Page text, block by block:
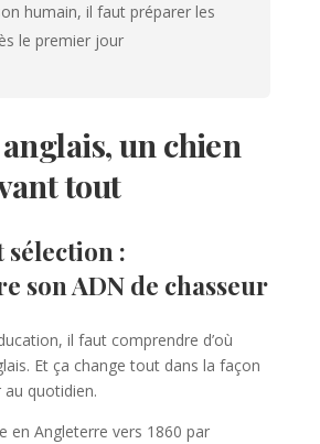
humain, il faut préparer les
le premier jour
un chien
tout
sélection :
son ADN de chasseur
il faut comprendre d’où
Et ça change tout dans la façon
au quotidien.
en Angleterre vers 1860 par